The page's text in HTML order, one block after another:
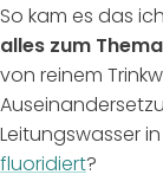
So kam es das
alles zum
von reinem
Leitungswasser
fluoridiert?